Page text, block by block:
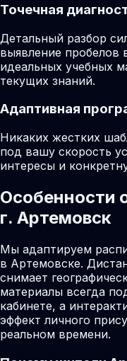
Точечная
Детальный разбор
выявление пробелов
идеальных учебных
текущих знаний.
Адаптивная
Никаких жестких
под вашу скорость
интересы и
Особенности
г. Артемовск
Мы адаптируем
в Артемовске.
снимает
материалы всегда
кабинете, а
эффект личного
реальном времени.